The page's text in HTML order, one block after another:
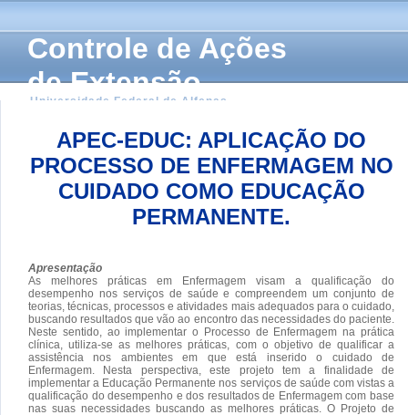
Controle de Ações
de Extensão
Universidade Federal de Alfenas
APEC-EDUC: APLICAÇÃO DO
PROCESSO DE ENFERMAGEM NO
CUIDADO COMO EDUCAÇÃO
PERMANENTE.
Apresentação
As melhores práticas em Enfermagem visam a qualificação do
desempenho nos serviços de saúde e compreendem um conjunto de
teorias, técnicas, processos e atividades mais adequados para o cuidado,
buscando resultados que vão ao encontro das necessidades do paciente.
Neste sentido, ao implementar o Processo de Enfermagem na prática
clínica, utiliza-se as melhores práticas, com o objetivo de qualificar a
assistência nos ambientes em que está inserido o cuidado de
Enfermagem. Nesta perspectiva, este projeto tem a finalidade de
implementar a Educação Permanente nos serviços de saúde com vistas a
qualificação do desempenho e dos resultados de Enfermagem com base
nas suas necessidades buscando as melhores práticas. O Projeto de